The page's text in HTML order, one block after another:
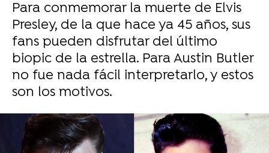
Para conmemorar la muerte de Elvis
Presley, de la que hace ya 45 años, sus
fans pueden disfrutar del último
biopic de la estrella. Para Austin Butler
no fue nada fácil interpretarlo, y estos
son los motivos.